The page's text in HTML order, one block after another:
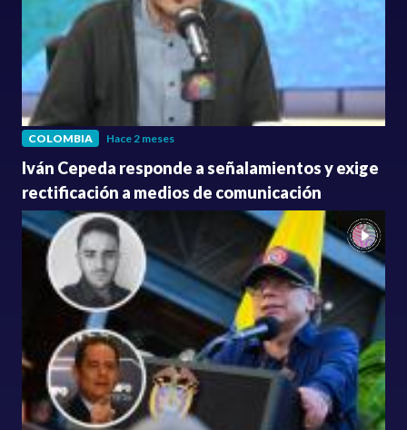
COLOMBIA Hace 2 meses
Iván Cepeda responde a señalamientos y exige
rectificación a medios de comunicación